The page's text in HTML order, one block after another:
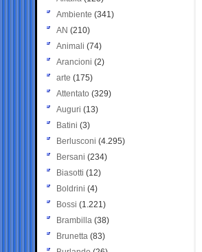
Ambiente (341)
AN (210)
Animali (74)
Arancioni (2)
arte (175)
Attentato (329)
Auguri (13)
Batini (3)
Berlusconi (4.295)
Bersani (234)
Biasotti (12)
Boldrini (4)
Bossi (1.221)
Brambilla (38)
Brunetta (83)